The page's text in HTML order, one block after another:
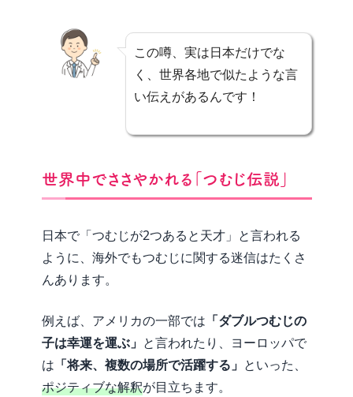
この噂、実は日本だけでな
く、世界各地で似たような言
い伝えがあるんです！
世界中でささやかれる「つむじ伝説」
日本で「つむじが2つあると天才」と言われる
ように、海外でもつむじに関する迷信はたくさ
んあります。
例えば、アメリカの一部では 「ダブルつむじの
子は幸運を運ぶ」 と言われたり、ヨーロッパで
は 「将来、複数の場所で活躍する」 といった、
ポジティブな解釈が目立ちます。